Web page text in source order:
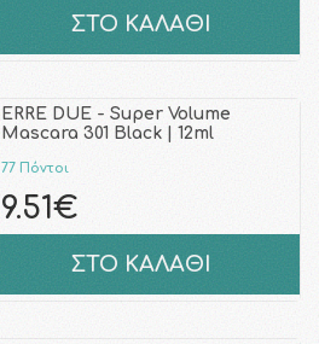
ΣΤΟ ΚΑΛΑΘΙ
ERRE DUE - Super Volume
Mascara 301 Black | 12ml
77 Πόντοι
9.51€
ΣΤΟ ΚΑΛΑΘΙ